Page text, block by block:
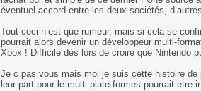
éventuel accord entre les deux sociétés,
Tout ceci n’est que rumeur, mais si cela se
pourrait alors devenir un développeur multi-
Xbox ! Difficile dès lors de croire que Nintendo
Je c pas vous mais moi je suis cette histoire de
leur part pour le multi plate-formes pourrait etre